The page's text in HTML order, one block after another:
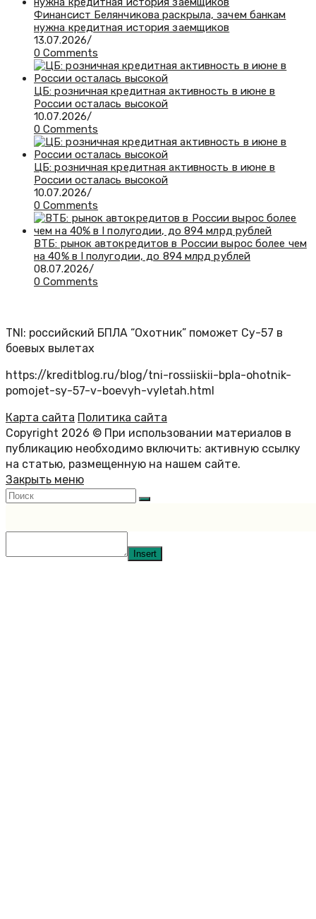
Финансист Белянчикова раскрыла, зачем банкам
нужна кредитная история заемщиков
13.07.2026/
0 Comments
ЦБ: розничная кредитная активность в июне в
России осталась высокой
10.07.2026/
0 Comments
ЦБ: розничная кредитная активность в июне в
России осталась высокой
10.07.2026/
0 Comments
ВТБ: рынок автокредитов в России вырос более чем
на 40% в I полугодии, до 894 млрд рублей
08.07.2026/
0 Comments
TNI: российский БПЛА “Охотник” поможет Су-57 в
боевых вылетах
https://kreditblog.ru/blog/tni-rossiiskii-bpla-ohotnik-
pomojet-sy-57-v-boevyh-vyletah.html
Карта сайта Политика сайта
Copyright 2026 © При использовании материалов в
публикацию необходимо включить: активную ссылку
на статью, размещенную на нашем сайте.
Закрыть меню
Insert